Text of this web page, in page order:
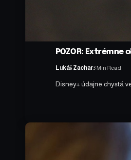
POZOR: Extrémne
Lukáš Zachar3 Min Read
Disney+ údajne chystá